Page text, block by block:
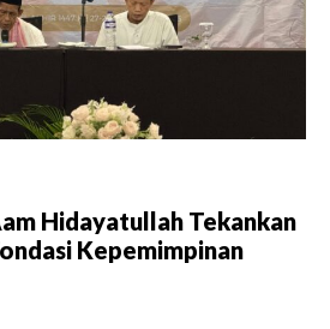
Hidayatullah Tekankan
Kepemimpinan